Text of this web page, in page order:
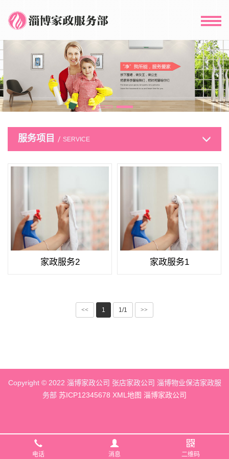
服务项目 SERVICE
家政服务2 家政服务1
<< 1 1/1 >>
Copyright © 2022 淄博家政公司 张店家政公司 淄博物业保洁家政服
务部 苏ICP12345678 XML地图 淄博家政公司
电话 消息 二维码